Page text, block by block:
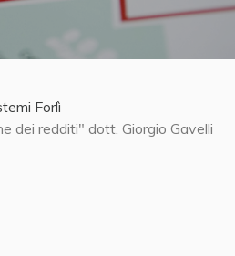
Forlì
dei redditi" dott. Giorgio Gavelli